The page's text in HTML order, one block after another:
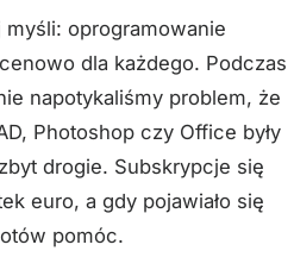
myśli: oprogramowanie
dla każdego. Podczas
napotykaliśmy problem, że
Photoshop czy Office były
drogie. Subskrypcje się
euro, a gdy pojawiało się
pomóc.